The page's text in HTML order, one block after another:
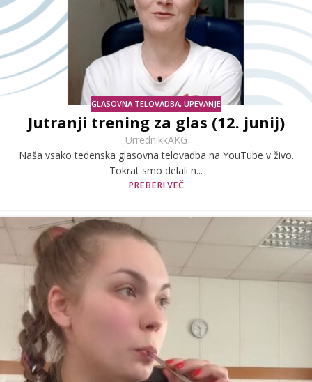
GLASOVNA TELOVADBA, UPEVANJE
Jutranji trening za glas (12. junij)
UrrednikkAKG
Naša vsako tedenska glasovna telovadba na YouTube v živo.
Tokrat smo delali n...
PREBERI VEČ